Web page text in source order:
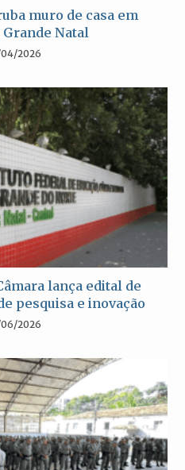
muro de casa em
Natal
2026
lança edital de
pesquisa e inovação
2026